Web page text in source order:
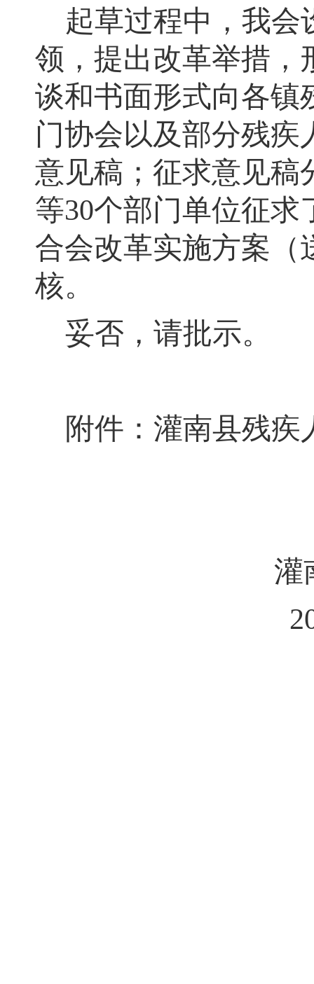
起草过程中 ， 我会
领，提出改革举措 ，
谈和书面形式向各镇
门协会以及部分残疾
意见稿；征求意见稿
等30个部门单位征求
合会改革实施方案（
核。
妥否 ， 请批示。
附件： 灌南县残疾
灌